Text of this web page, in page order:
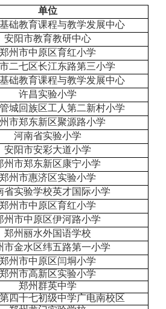
单位
础教育课程与教学发展中心
安阳市教育教研中心
郑州市中原区育红小学
二七区长江东路第三小学
础教育课程与教学发展中心
许昌实验小学
城回族区工人第二新村小学
市郑东新区聚源路小学
河南省实验小学
安阳市安彩大道小学
州市郑东新区康宁小学
郑州市惠济区实验小学
省实验学校英才国际小学
郑州市中原区育红小学
州市中原区伊河路小学
郑州丽水外国语学校
市金水区纬五路第一小学
郑州市中原区闫垌小学
郑州市高新区实验小学
郑州群英中学
四十七初级中学广电南校区